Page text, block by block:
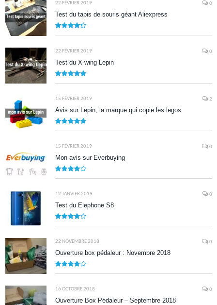
22 FÉVRIER 2019 0
Test du tapis de souris géant Aliexpress
22 FÉVRIER 2019 0
Test du X-wing Lepin
15 FÉVRIER 2019 2
Avis sur Lepin, la marque qui copie les legos
15 FÉVRIER 2019 0
Mon avis sur Everbuying
12 JANVIER 2019 0
Test du Elephone S8
22 NOVEMBRE 2018 0
Ouverture box pédaleur : Novembre 2018
16 OCTOBRE 2018 0
Ouverture Box Pédaleur – Septembre 2018